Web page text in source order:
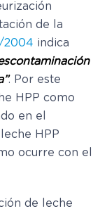
de la
2004 indica
. Por este
HPP como
en el
HPP
ocurre con el
de leche